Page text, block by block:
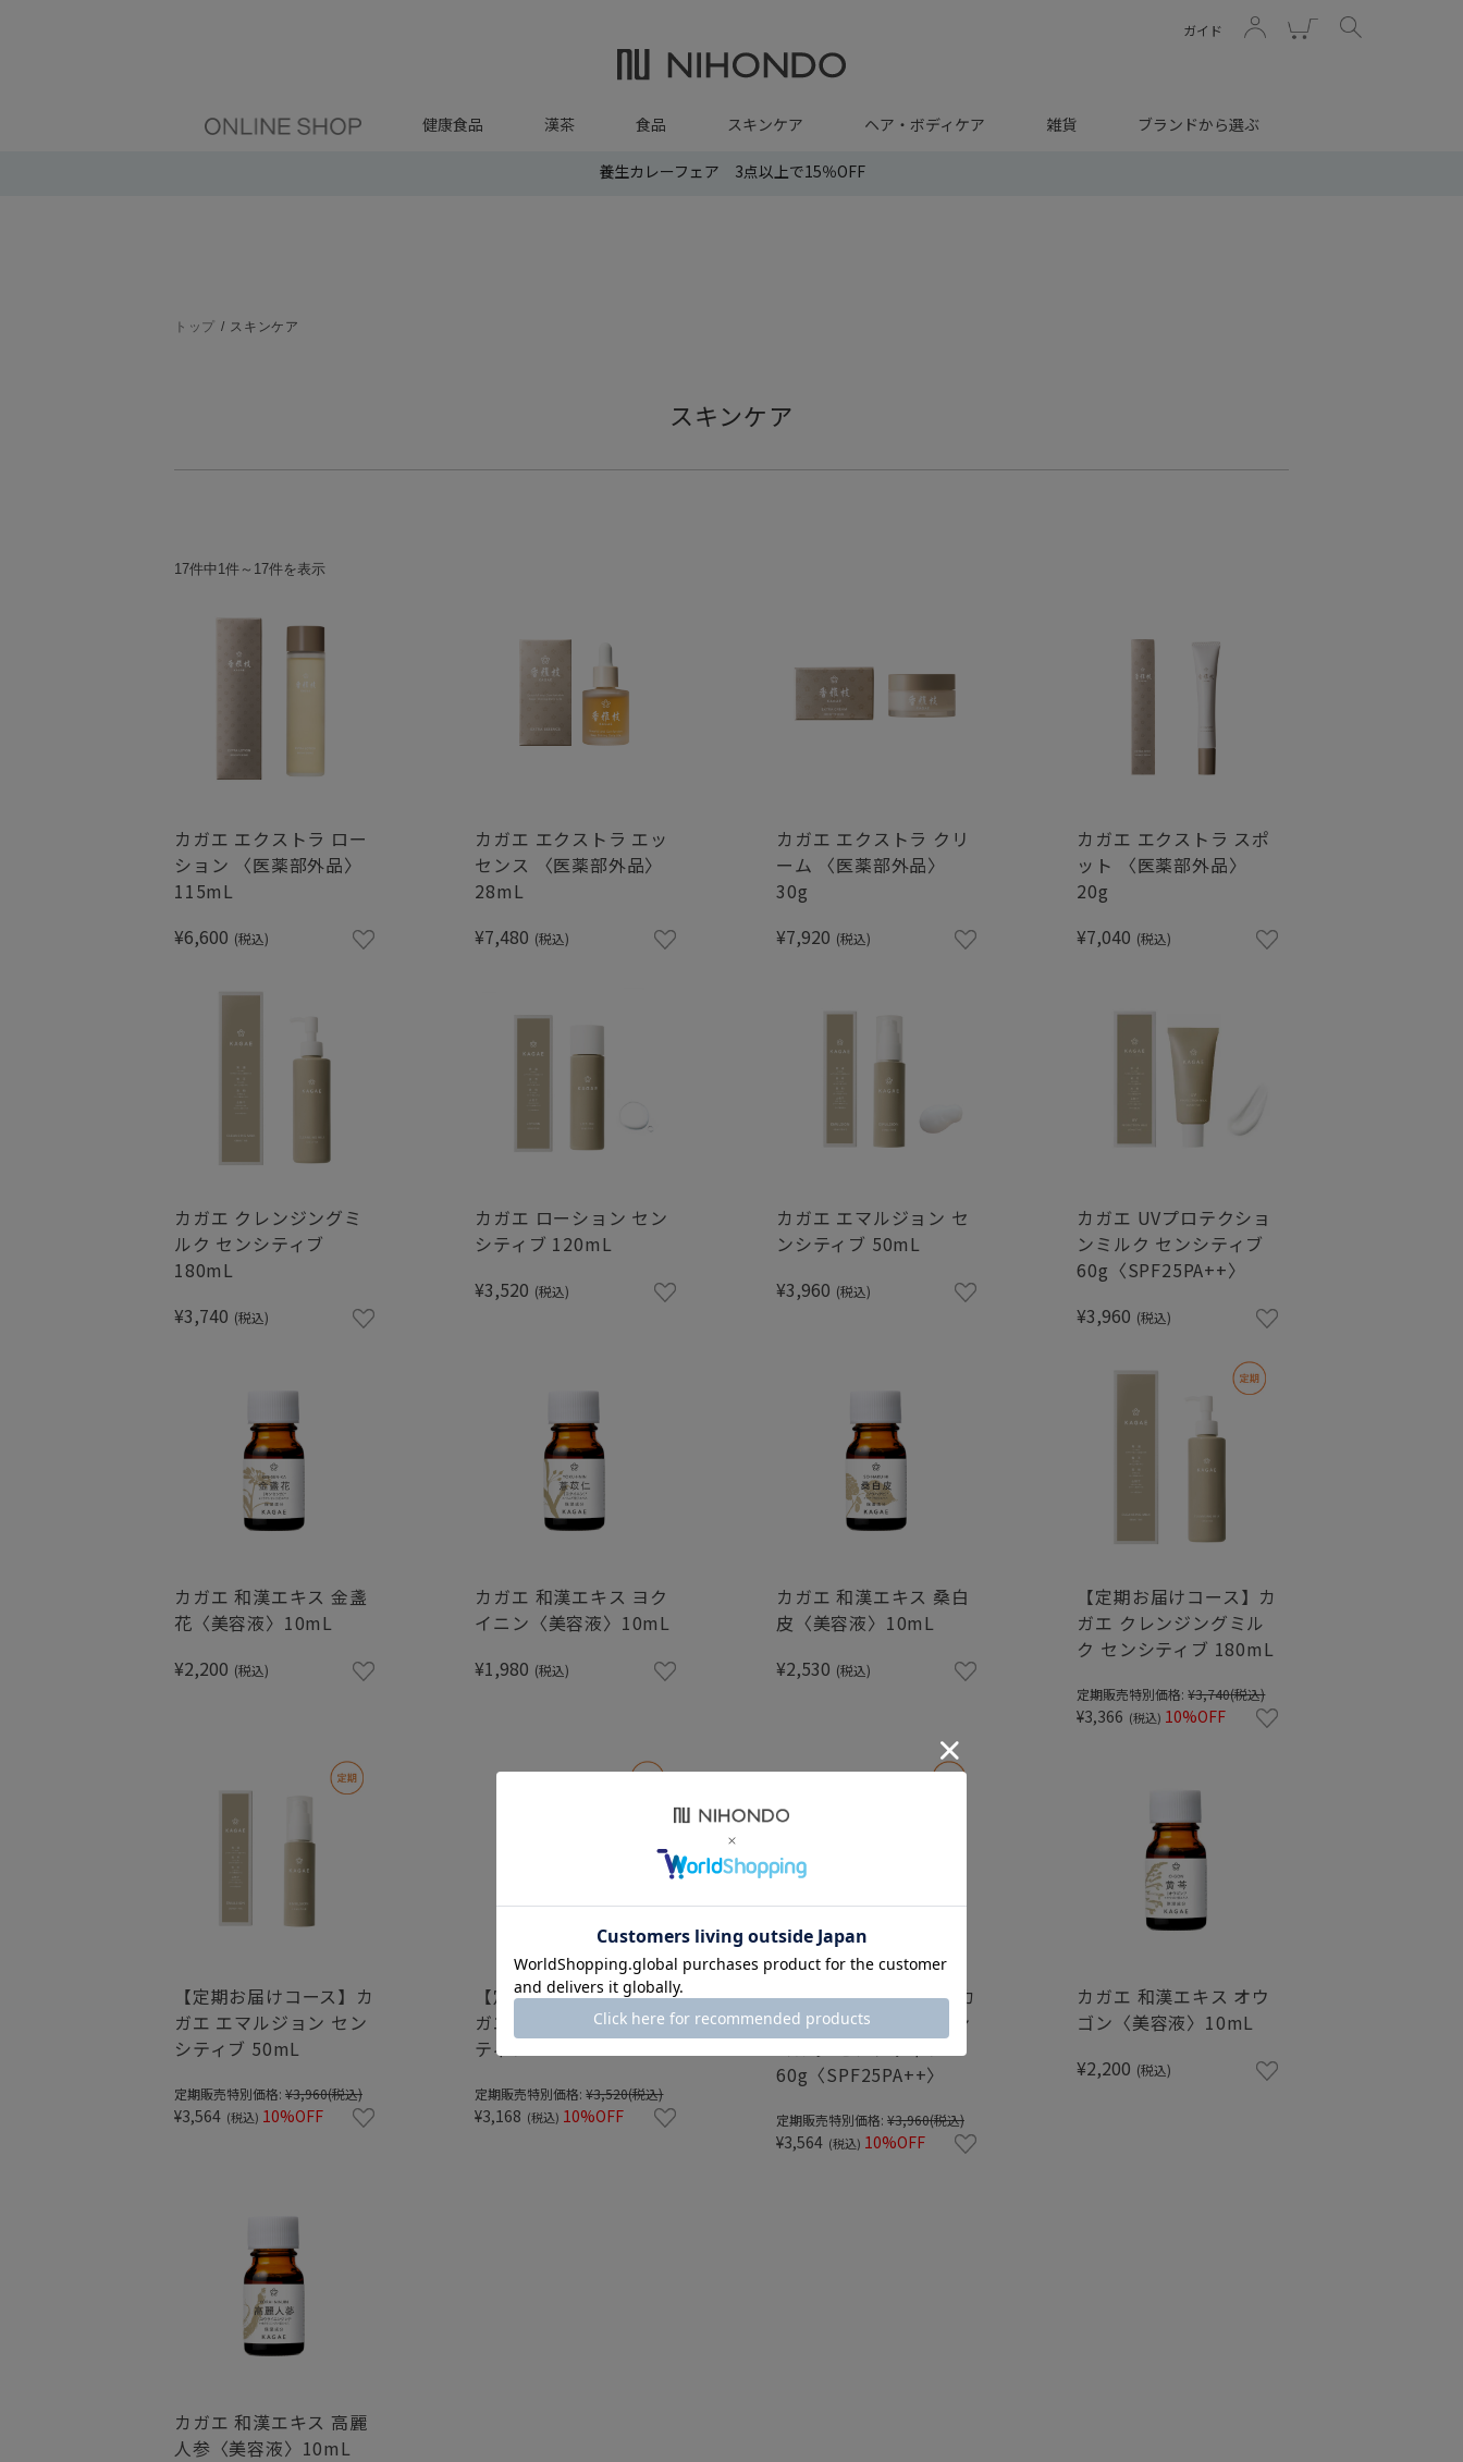
ガイド
健康食品 漢茶 食品 スキンケア ヘア・ボディケア 雑貨 ブランドから選ぶ
養生カレーフェア 3点以上で15％OFF
トップ スキンケア
スキンケア
17件中1件～17件を表示
カガエ エクストラ ロー
ション 〈医薬部外品〉
115mL
¥6,600 (税込)
カガエ エクストラ エッ
センス 〈医薬部外品〉
28mL
¥7,480 (税込)
カガエ エクストラ クリ
ーム 〈医薬部外品〉
30g
¥7,920 (税込)
カガエ エクストラ スポ
ット 〈医薬部外品〉
20g
¥7,040 (税込)
カガエ クレンジングミ
ルク センシティブ
180mL
¥3,740 (税込)
カガエ ローション セン
シティブ 120mL
¥3,520 (税込)
カガエ エマルジョン セ
ンシティブ 50mL
¥3,960 (税込)
カガエ UVプロテクショ
ンミルク センシティブ
60g〈SPF25PA++〉
¥3,960 (税込)
カガエ 和漢エキス 金盞
花〈美容液〉10mL
¥2,200 (税込)
カガエ 和漢エキス ヨク
イニン〈美容液〉10mL
¥1,980 (税込)
カガエ 和漢エキス 桑白
皮〈美容液〉10mL
¥2,530 (税込)
【定期お届けコース】カ
ガエ クレンジングミル
ク センシティブ 180mL
定期販売特別価格: ¥3,740(税込)
¥3,366 (税込) 10%OFF
【定期お届けコース】カ
ガエ エマルジョン セン
シティブ 50mL
定期販売特別価格: ¥3,960(税込)
¥3,564 (税込) 10%OFF
【定期お届けコース】カ
ガエ ローション センシ
ティブ 120mL
定期販売特別価格: ¥3,520(税込)
¥3,168 (税込) 10%OFF
【定期お届けコース】カ
ガエ UVプロテクション
60g〈SPF25PA++〉
定期販売特別価格: ¥3,960(税込)
¥3,564 (税込) 10%OFF
カガエ 和漢エキス オウ
ゴン〈美容液〉10mL
¥2,200 (税込)
カガエ 和漢エキス 高麗
人参〈美容液〉10mL